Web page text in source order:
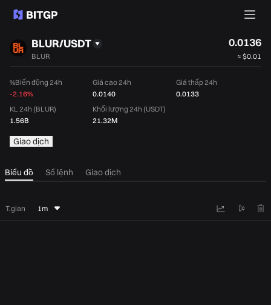
BLUR/USDT
BLUR
0.0136
≈ $0.01
%Biến động 24h
-2.16%
Giá cao 24h
0.0140
Giá thấp 24h
0.0133
KL 24h (BLUR)
1.56B
Khối lượng 24h (USDT)
21.32M
Giao dịch
Biểu đồ Sổ lệnh Giao dịch
T.gian 1m